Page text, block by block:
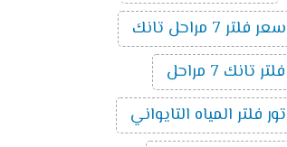
سعر فلتر 7 مراحل تانك
7 مراحل
فلتر المياه التايواني